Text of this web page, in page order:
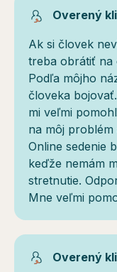
Overený
Ak si človek
treba obrátiť na
Podľa môjho
človeka
mi veľmi
na môj
Online sedenie
keďže nemám
stretnutie.
Mne veľmi
Overený